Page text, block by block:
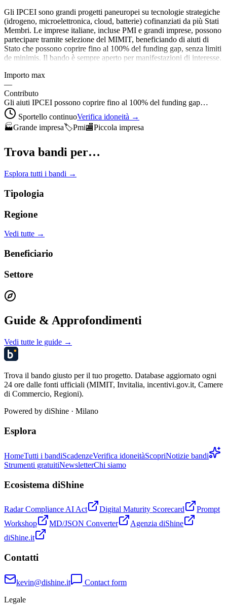
Gli IPCEI sono grandi progetti paneuropei su tecnologie strategiche
(idrogeno, microelettronica, cloud, batterie) cofinanziati da più Stati
Membri. Le imprese italiane, incluse PMI e grandi imprese, possono
partecipare tramite selezione del MIMIT, beneficiando di aiuti di
Stato che possono coprire fino al 100% del funding gap, senza limiti
de minimis. Il bando è sempre aperto per manifestazioni di interesse.
Importo max
—
Contributo
Gli aiuti IPCEI possono coprire fino al 100% del funding gap…
Sportello continuoVerifica idoneità →
🏭Grande impresa🏷️Pmi🏬Piccola impresa
Trova bandi per…
Esplora tutti i bandi →
Tipologia
Regione
Vedi tutte →
Beneficiario
Settore
Guide & Approfondimenti
Vedi tutte le guide →
Trova il bando giusto per il tuo progetto. Database aggiornato ogni
24 ore dalle fonti ufficiali (MIMIT, Invitalia, incentivi.gov.it, Camere
di Commercio, Regioni).
Powered by diShine · Milano
Esplora
HomeTutti i bandiScadenzeVerifica idoneitàScopriNotizie bandi
Strumenti gratuitiNewsletterChi siamo
Ecosistema diShine
Radar Compliance AI Act Digital Maturity Scorecard
Prompt
Workshop
MD/JSON Converter
Agenzia diShine
diShine.it
Contatti
kevin@dishine.it
Contact form
Legale